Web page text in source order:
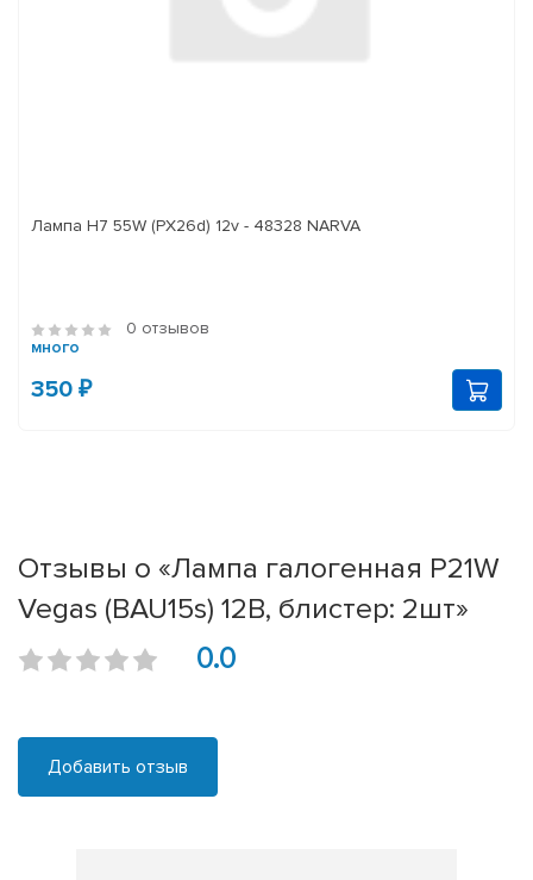
Лампа H7 55W (PX26d) 12v - 48328 NARVA
0 отзывов
много
350 ₽
Отзывы о «Лампа галогенная P21W
Vegas (BAU15s) 12В, блистер: 2шт»
0.0
Добавить отзыв